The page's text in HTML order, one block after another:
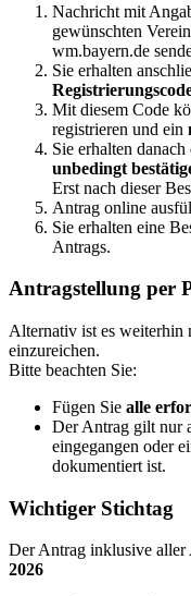
Nachricht mit
gewünschten
wm.bayern.de
Sie erhalten
Mit diesem Code
registrieren und ein
Sie erhalten danach
unbedingt
Erst nach dieser
Antrag online
Sie erhalten eine
Antrags.
Antragstellung per
Alternativ ist es weiterhin
einzureichen.
Bitte beachten Sie:
Fügen Sie alle
Der Antrag gilt nur
eingegangen oder
dokumentiert ist.
Wichtiger Stichtag
Der Antrag inklusive aller
2026